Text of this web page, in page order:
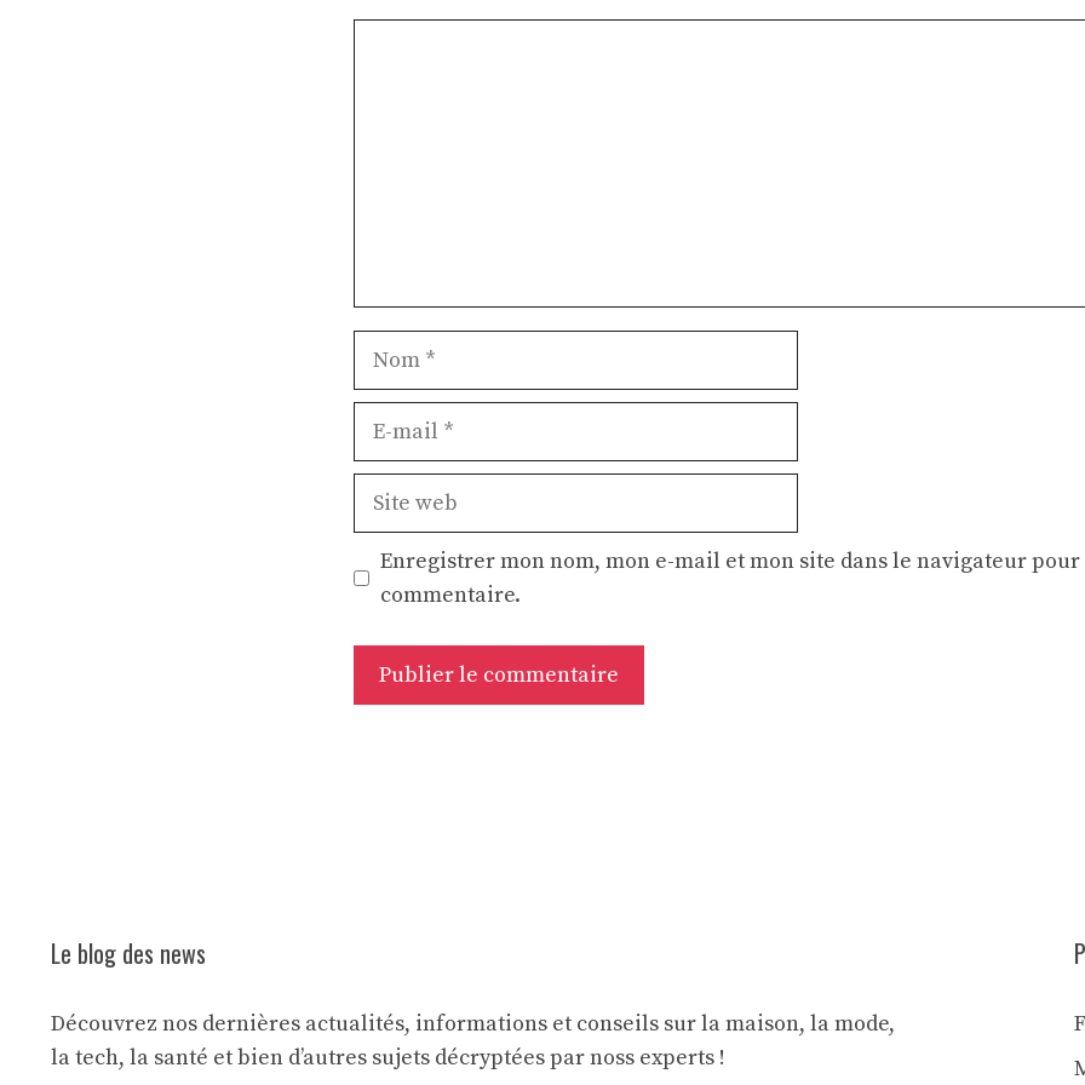
Nom
Site
Enregistrer mon nom, mon e-mail et mon site dans le navigateur
commentaire.
Le blog des news
Découvrez nos dernières actualités, informations et conseils sur la maison, la mode,
la tech, la santé et bien d’autres sujets décryptées par noss experts !